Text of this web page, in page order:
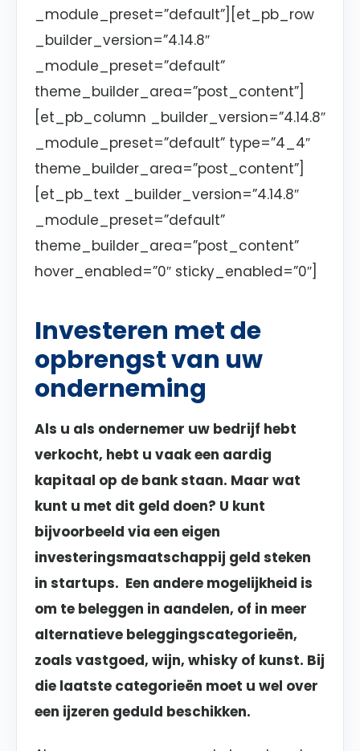
_module_preset=”default”][et_pb_row
_builder_version=”4.14.8″
_module_preset=”default”
theme_builder_area=”post_content”]
[et_pb_column _builder_version=”4.14.8″
_module_preset=”default” type=”4_4″
theme_builder_area=”post_content”]
[et_pb_text _builder_version=”4.14.8″
_module_preset=”default”
theme_builder_area=”post_content”
hover_enabled=”0″ sticky_enabled=”0″]
Investeren met de
opbrengst van uw
onderneming
Als u als ondernemer uw bedrijf hebt
verkocht, hebt u vaak een aardig
kapitaal op de bank staan. Maar wat
kunt u met dit geld doen? U kunt
bijvoorbeeld via een eigen
investeringsmaatschappij geld steken
in startups. Een andere mogelijkheid is
om te beleggen in aandelen, of in meer
alternatieve beleggingscategorieën,
zoals vastgoed, wijn, whisky of kunst. Bij
die laatste categorieën moet u wel over
een ijzeren geduld beschikken.